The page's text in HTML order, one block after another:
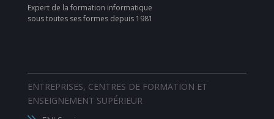
Expert de la formation informatique
sous toutes ses formes depuis 1981
ENTREPRISES, CENTRES DE FORMATION ET
ENSEIGNEMENT SUPÉRIEUR